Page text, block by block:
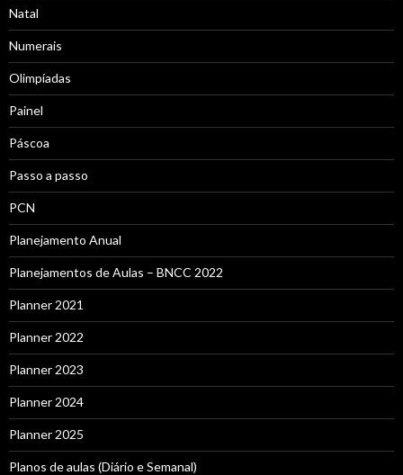
Natal
Numerais
Olimpíadas
Painel
Páscoa
Passo a passo
PCN
Planejamento Anual
Planejamentos de Aulas – BNCC 2022
Planner 2021
Planner 2022
Planner 2023
Planner 2024
Planner 2025
Planos de aulas (Diário e Semanal)